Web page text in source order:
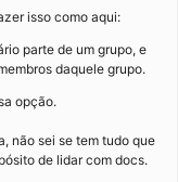
isso como aqui:
parte de um grupo, e
daquele grupo.
opção.
não sei se tem tudo que
de lidar com docs.